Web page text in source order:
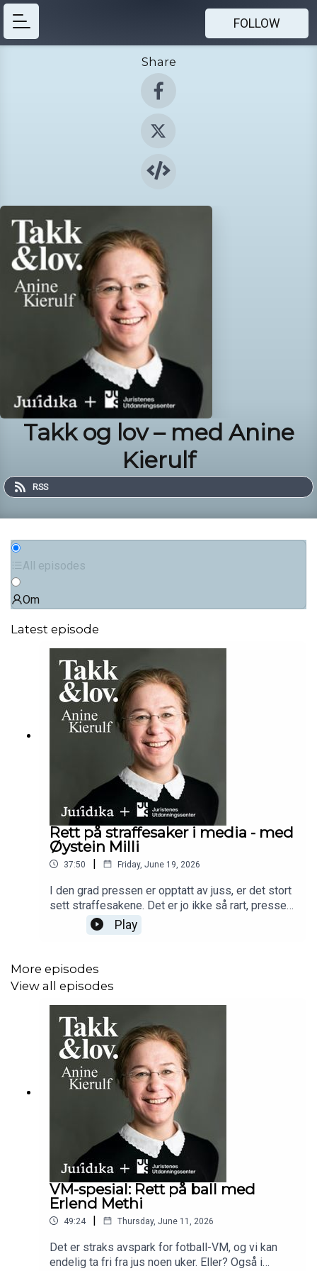
FOLLOW
Share
Takk og lov – med Anine
Kierulf
RSS
All episodes
Om
Latest episode
Rett på straffesaker i media - med
Øystein Milli
37:50 | Friday, June 19, 2026
I den grad pressen er opptatt av juss, er det stort
sett straffesakene. Det er jo ikke så rart, pressen
er jo her for Folk Flest, og også vi er er mest
opptatt av krim. Men hvordan
straffesaker om de ulike kryssende hensynene
som gjør seg gjeldende ved dekning av slike
saker? Mellom tragedie og underholdning,
ytringsfrihet og personvern, vesentlige og
uvesentlige opplysninger - og den tidvis uhellige
symbiosen mellom de redaktørstyrte og sosiale
medier? Anine spør, den erfarne og tenksomme
krimjournalisten Øystein Milli, som deler Anines
mål om å forklare kronglete juss på forståelige
måter, svarer. Takk&lov!
Play
More episodes
View all episodes
VM-spesial: Rett på ball med
Erlend Methi
49:24 | Thursday, June 11, 2026
Det er straks avspark for fotball-VM, og vi kan
endelig ta fri fra jus noen uker. Eller? Også i